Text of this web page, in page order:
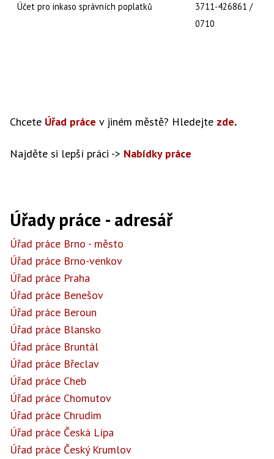
Účet pro inkaso správních poplatků
3711-426861 /
0710
Chcete Úřad práce v jiném městě? Hledejte zde.
Najděte si lepší práci -> Nabídky práce
Úřady práce - adresář
Úřad práce Brno - město
Úřad práce Brno-venkov
Úřad práce Praha
Úřad práce Benešov
Úřad práce Beroun
Úřad práce Blansko
Úřad práce Bruntál
Úřad práce Břeclav
Úřad práce Cheb
Úřad práce Chomutov
Úřad práce Chrudim
Úřad práce Česká Lípa
Úřad práce Český Krumlov